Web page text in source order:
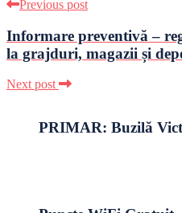
Previous post
Informare preventivă –
la grajduri, magazii și
Next post
PRIMAR: Buzilă